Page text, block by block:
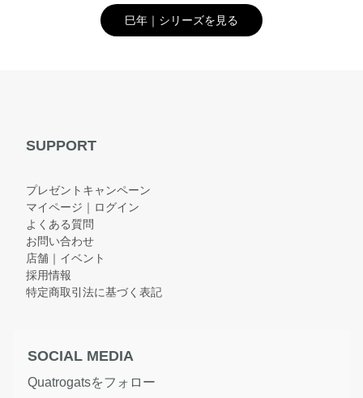
巳年｜シリーズを見る
SUPPORT
プレゼントキャンペーン
マイページ｜ログイン
よくある質問
お問い合わせ
店舗｜イベント
採用情報
特定商取引法に基づく表記
SOCIAL MEDIA
Quatrogatsをフォロー